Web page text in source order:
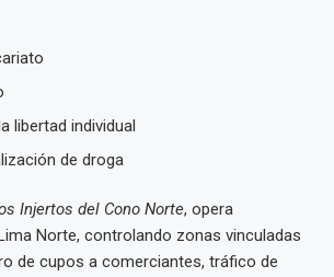
libertad individual
de droga
Injertos del Cono Norte, opera
Norte, controlando zonas vinculadas
de cupos a comerciantes, tráfico de